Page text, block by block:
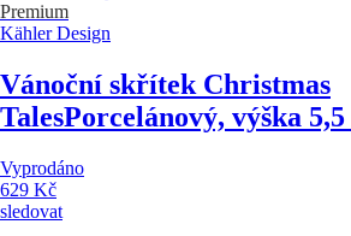
Premium
Kähler Design
Vánoční skřítek Christmas
TalesPorcelánový, výška
Vyprodáno
629 Kč
sledovat